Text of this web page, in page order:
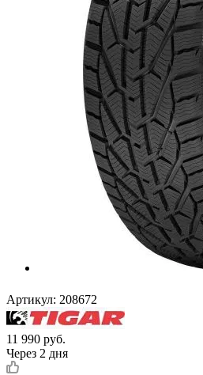
Артикул: 208672
11 990 руб.
Через 2 дня